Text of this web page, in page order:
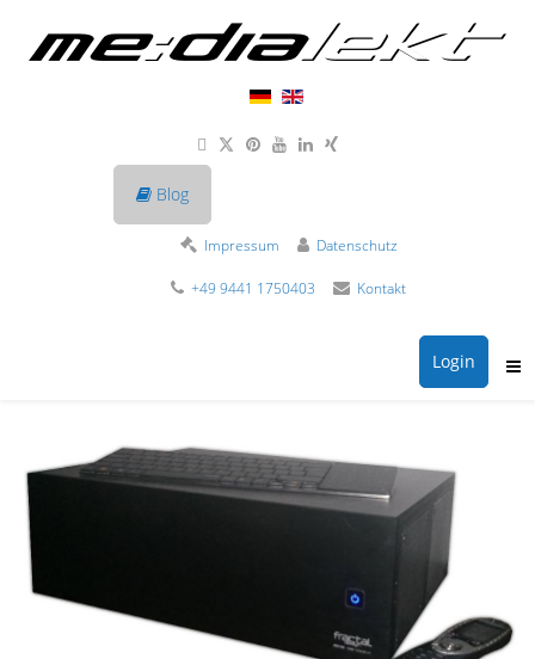
Blog
Impressum Datenschutz
+49 9441 1750403 Kontakt
Login